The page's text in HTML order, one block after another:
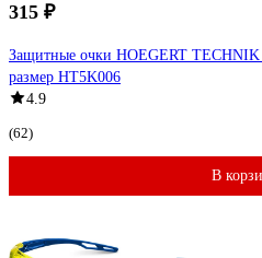
315 ₽
Защитные очки HOEGERT
размер HT5K006
4.9
(62)
В